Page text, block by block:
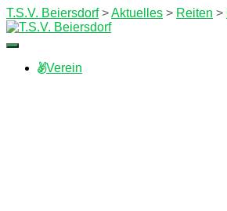
T.S.V. Beiersdorf>Aktuelles > Reiten >
Navigation
umschaltenVerein